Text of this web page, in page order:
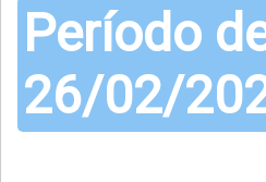
Período
26/02/